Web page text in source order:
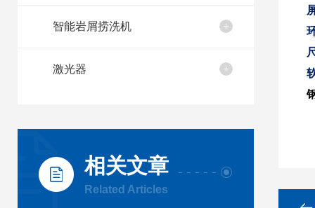
智能岩屑捞洗机
激光器
相关文章
Related Articles